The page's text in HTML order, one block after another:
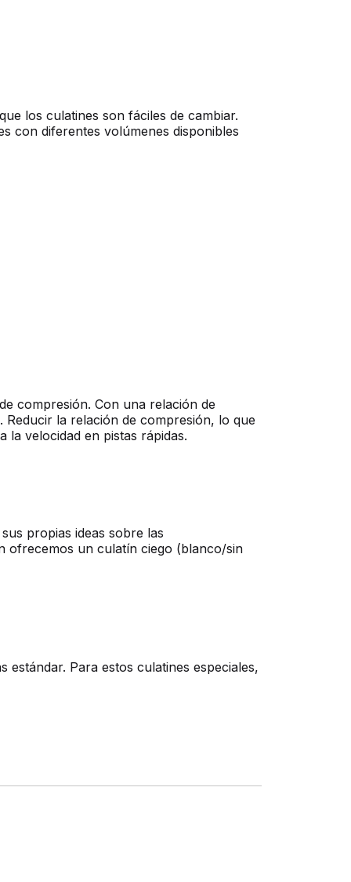
los culatines son fáciles de cambiar.
con diferentes volúmenes disponibles
compresión. Con una relación de
la relación de compresión, lo que
la velocidad en pistas rápidas.
propias ideas sobre las
ofrecemos un culatín ciego (blanco/sin
Para estos culatines especiales,